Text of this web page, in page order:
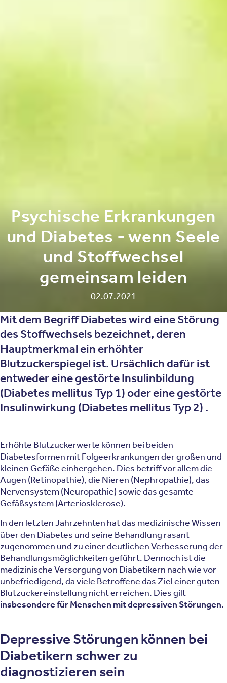
Psychische Erkrankungen
und Diabetes - wenn Seele
und Stoffwechsel
gemeinsam leiden
02.07.2021
Mit dem Begriff Diabetes wird eine Störung
des Stoffwechsels bezeichnet, deren
Hauptmerkmal ein erhöhter
Blutzuckerspiegel ist. Ursächlich dafür ist
entweder eine gestörte Insulinbildung
(Diabetes mellitus Typ 1) oder eine gestörte
Insulinwirkung (Diabetes mellitus Typ 2) .
Erhöhte Blutzuckerwerte können bei beiden
Diabetesformen mit Folgeerkrankungen der großen und
kleinen Gefäße einhergehen. Dies betriff vor allem die
Augen (Retinopathie), die Nieren (Nephropathie), das
Nervensystem (Neuropathie) sowie das gesamte
Gefäßsystem (Arteriosklerose).
In den letzten Jahrzehnten hat das medizinische Wissen
über den Diabetes und seine Behandlung rasant
zugenommen und zu einer deutlichen Verbesserung der
Behandlungsmöglichkeiten geführt. Dennoch ist die
medizinische Versorgung von Diabetikern nach wie vor
unbefriedigend, da viele Betroffene das Ziel einer guten
Blutzuckereinstellung nicht erreichen. Dies gilt
insbesondere für Menschen mit depressiven Störungen.
Depressive Störungen können bei
Diabetikern schwer zu
diagnostizieren sein